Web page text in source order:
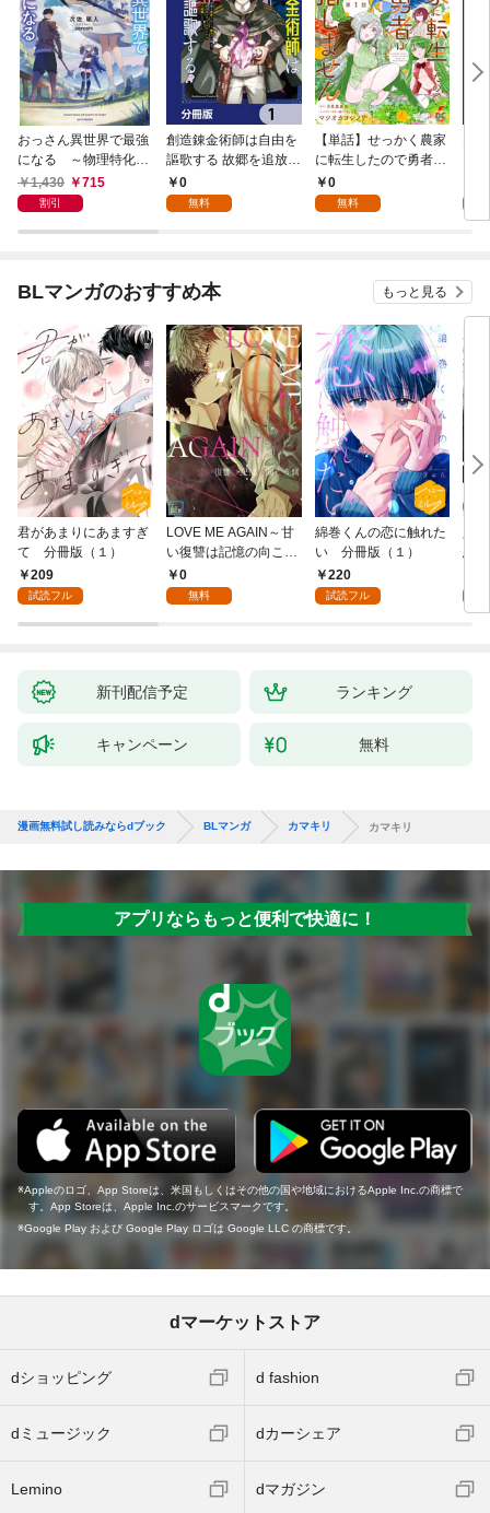
おっさん異世界で最強
になる ～物理特化の
覚醒者～
1,430 715
割引
創造錬金術師は自由を
謳歌する 故郷を追放さ
れたら、魔王のお膝元
で超絶効果のマジック
0
無料
【単話】せっかく農家
に転生したので勇者は
目指しません【第1
話】
0
無料
BLマンガのおすすめ本 もっと見る
君があまりにあますぎ
て 分冊版（１）
209
試読フル
LOVE ME AGAIN～甘
い復讐は記憶の向こう
側～【全年齢版】(1)
0
無料
綿巻くんの恋に触れた
い 分冊版（１）
220
試読フル
悪
新刊配信予定 ランキング
キャンペーン 無料
漫画無料試し読みならdブック BLマンガ カマキリ カマキリ
アプリならもっと便利で快適に！
Appleのロゴ、App Storeは、米国もしくはその他の国や地域におけるApple Inc.の商標で
す。App Storeは、Apple Inc.のサービスマークです。
Google Play および Google Play ロゴは Google LLC の商標です。
dマーケットストア
dショッピング d fashion
dミュージック dカーシェア
Lemino dマガジン